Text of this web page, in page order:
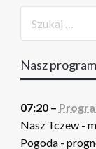
Nasz
07:20 –
Nasz Tczew -
Pogoda -